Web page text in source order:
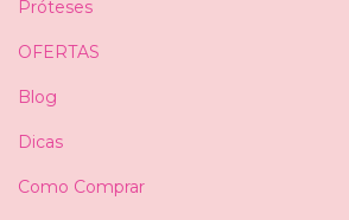
Próteses
OFERTAS
Blog
Dicas
Como Comprar